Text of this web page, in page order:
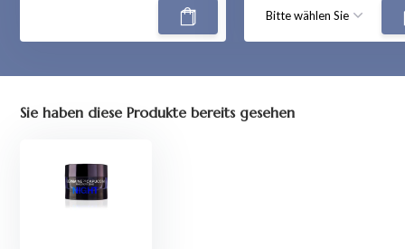
Sie haben diese Produkte bereits gesehen